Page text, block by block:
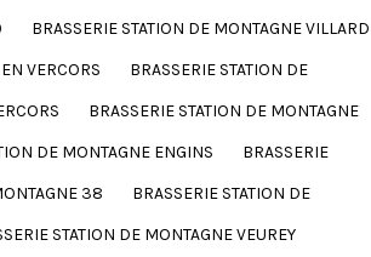
BRASSERIE STATION DE MONTAGNE VILLARD
VERCORS
BRASSERIE STATION DE
BRASSERIE STATION DE MONTAGNE
DE MONTAGNE ENGINS
BRASSERIE
38
BRASSERIE STATION DE
STATION DE MONTAGNE VEUREY